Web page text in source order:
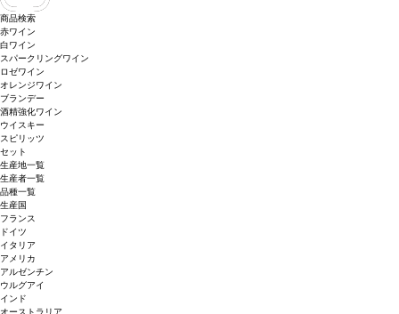
商品検索
赤ワイン
白ワイン
スパークリングワイン
ロゼワイン
オレンジワイン
ブランデー
酒精強化ワイン
ウイスキー
スピリッツ
セット
生産地一覧
生産者一覧
品種一覧
生産国
フランス
ドイツ
イタリア
アメリカ
アルゼンチン
ウルグアイ
インド
オーストラリア